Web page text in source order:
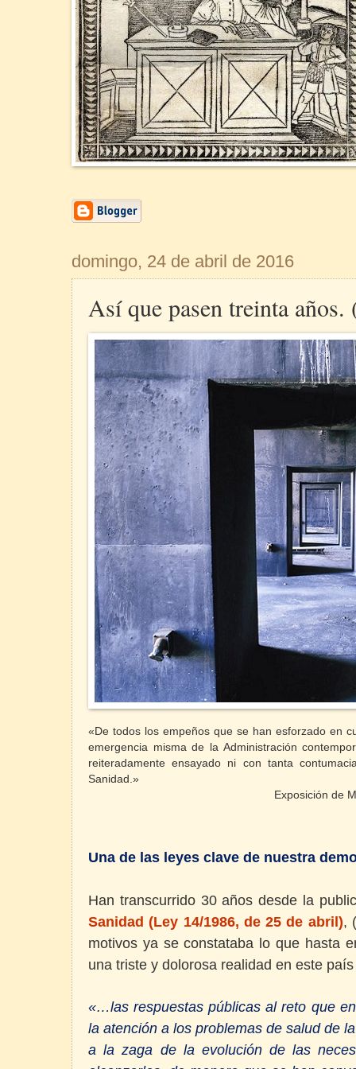
domingo, 24 de abril de 2016
Así que pasen treinta
«De todos los empeños que se han esforzado en
emergencia misma de la Administración
reiteradamente ensayado ni con tanta
Sanidad.»
Exposición de
Una de las leyes clave de nuestra
Han transcurrido 30 años desde la
Sanidad (Ley 14/1986, de 25 de abril),
motivos ya se constataba lo que hasta
una triste y dolorosa realidad en este
«…las respuestas públicas al reto que
la atención a los problemas de salud de
a la zaga de la evolución de las